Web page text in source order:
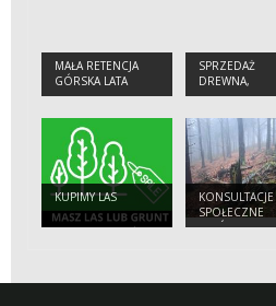
MAŁA RETENCJA
GÓRSKA LATA
2014-2020
SPRZEDAŻ
DREWNA,
SADZONEK I
KUPIMY LAS
KONSULTACJE
SPOŁECZNE
LASÓW HCV